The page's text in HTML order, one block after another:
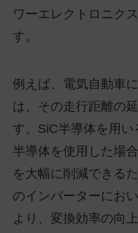
ワーエレクトロニク
す。
例えば、電気自動車
は、その走行距離の
す。SiC半導体を用
半導体を使用した場
を大幅に削減できる
のインバーターにお
より、変換効率の向